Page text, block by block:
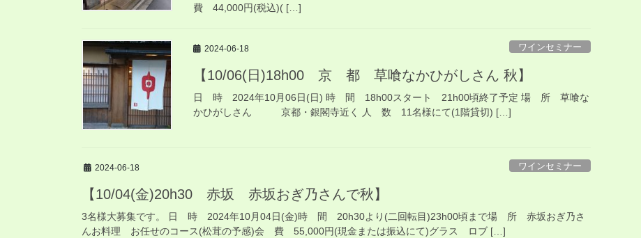
費 44,000円(税込)( […]
2024-06-18 ワインセミナー
【10/06(日)18h00 京 都 草喰なかひがしさん 秋】
日 時 2024年10月06日(日) 時 間 18h00スタート 21h00頃終了予定 場 所 草喰な
かひがしさん 京都・銀閣寺近く 人 数 11名様にて(1階貸切) […]
2024-06-18 ワインセミナー
【10/04(金)20h30 赤坂 赤坂おぎ乃さんで秋】
3名様大募集です。 日 時 2024年10月04日(金)時 間 20h30より(二回転目)23h00頃まで場 所 赤坂おぎ乃さ
んお料理 お任せのコース(松茸の予感)会 費 55,000円(現金または振込にて)グラス ロブ […]